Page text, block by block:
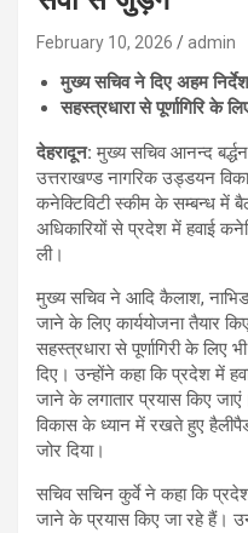
February 10, 2026 admin
मुख्य सचिव ने दिए अहम निर्देश
सहस्त्रधारा से पूर्णागिरि के
देहरादून: मुख्य सचिव आनन्द
उत्तराखण्ड नागरिक उड्डयन
कनेक्टिविटी स्कीम के सम्बन्ध में
अधिकारियों से प्रदेश में हवाई
ली।
मुख्य सचिव ने आदि कैलाश,
जाने के लिए कार्ययोजना तैयार
सहस्त्रधारा से पूर्णागिरी के लिए
दिए। उन्होंने कहा कि प्रदेश में
जाने के लगातार प्रयास किए
विकास के ध्यान में रखते हुए
जोर दिया।
सचिव सचिन कुर्वे ने कहा कि
जाने के प्रयास किए जा रहे हैं।